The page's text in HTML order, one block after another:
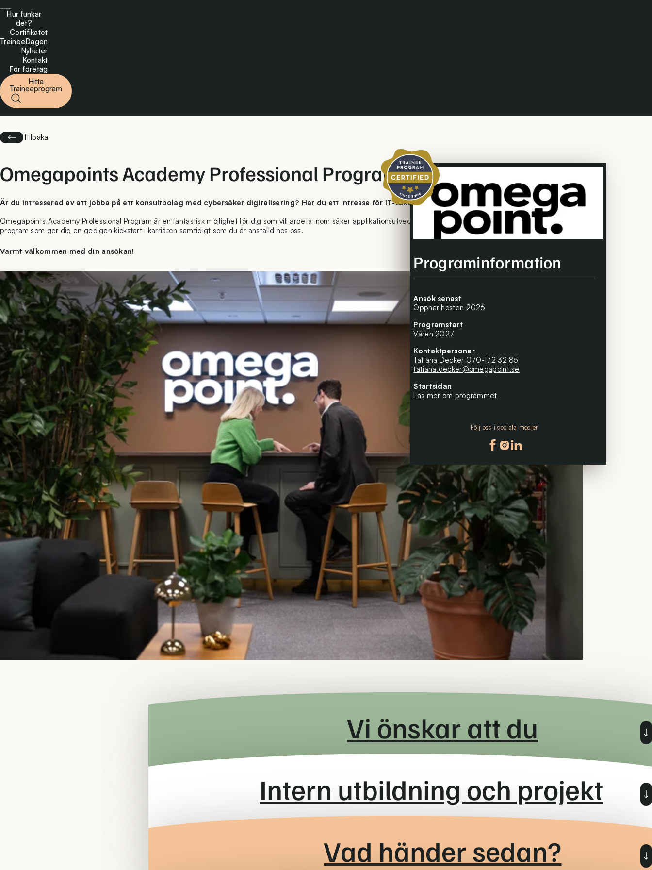
Hur funkar
det?
Certifikatet
TraineeDagen
Nyheter
Kontakt
För företag
Hitta
Traineeprogram
Tillbaka
Omegapoints Academy Professional Program
Är du intresserad av att jobba på ett konsultbolag med cybersäker digitalisering? Har du ett intresse för IT-säkerhet och problemlösning?
Omegapoints Academy Professional Program är en fantastisk möjlighet för dig som vill arbeta inom säker applikationsutveckling och digitala lösningar. Vi erbjuder ett intensivt
program som ger dig en gedigen kickstart i karriären samtidigt som du är anställd hos oss.
Varmt välkommen med din ansökan!
Vi önskar att du
informationsteknik, Informationsteknologi, teknisk fysik eller motsvarande.
Har god erfarenhet av problemlösning.
Behärskar svenska och engelska flytande i tal och skrift.
Har du erfarenhet inom IT-säkerhet ser vi det som ett plus.
Intern utbildning och projekt
programmet pågår ge dig erfarenhet och kunskap motsvarande 3 år i branschen. Helt
enkelt en perfekt start i din karriär!
Vad händer sedan?
Certifierat traineeprogram
Programinformation
Ansök senast
Öppnar hösten 2026
Programstart
Våren 2027
Kontaktpersoner
Tatiana Decker 070-172 32 85
tatiana.decker@omegapoint.se
Startsidan
Läs mer om programmet
Följ oss i sociala medier
Följ oss på facebook
Följ oss på instagram
Följ oss på linkedin